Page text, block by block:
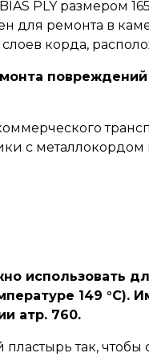
PLY размером
для ремонта в
корда,
с металлокордом
использовать
149 °C).
атр. 760.
так,